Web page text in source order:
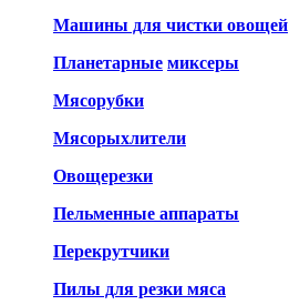
Машины для чистки овощей
Планетарные миксеры
Мясорубки
Мясорыхлители
Овощерезки
Пельменные аппараты
Перекрутчики
Пилы для резки мяса